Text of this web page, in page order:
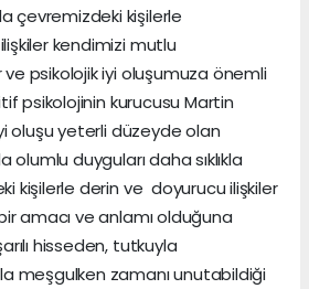
çevremizdeki kişilerle
kendimizi mutlu
psikolojik iyi oluşumuza önemli
psikolojinin kurucusu Martin
oluşu yeterli düzeyde olan
olumlu duyguları daha sıklıkla
kişilerle derin ve doyurucu ilişkiler
amacı ve anlamı olduğuna
hisseden, tutkuyla
meşgulken zamanı unutabildiği